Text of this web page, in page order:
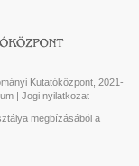
Kutatóközpont, 2021-
| Jogi nyilatkozat
megbízásából a